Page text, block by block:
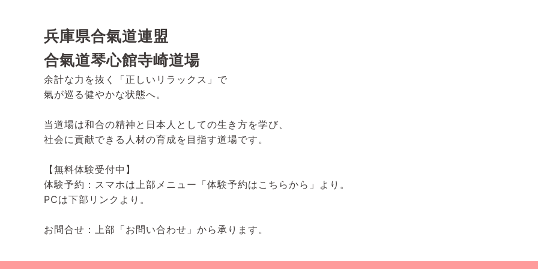
兵庫県合氣道連盟
合氣道琴心館寺崎道場
余計な力を抜く「正しいリラックス」で
氣が巡る健やかな状態へ。
当道場は和合の精神と日本人としての生き方を学び、
社会に貢献できる人材の育成を目指す道場です。
【無料体験受付中】
体験予約：スマホは上部メニュー「体験予約はこちらから」より。
PCは下部リンクより。
お問合せ：上部「お問い合わせ」から承ります。